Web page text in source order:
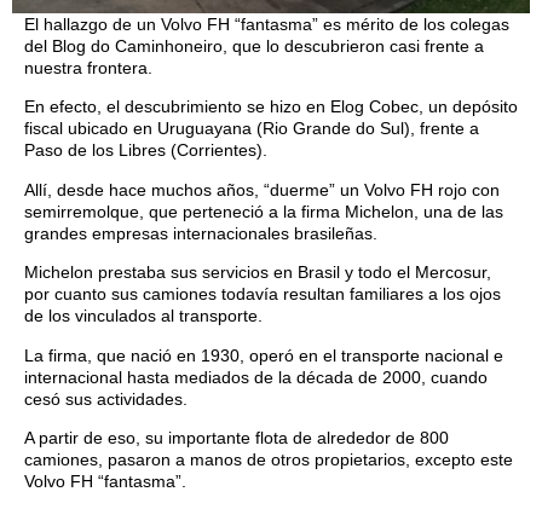
El hallazgo de un Volvo FH “fantasma” es mérito de los colegas
del Blog do Caminhoneiro, que lo descubrieron casi frente a
nuestra frontera.
En efecto, el descubrimiento se hizo en Elog Cobec, un depósito
fiscal ubicado en Uruguayana (Rio Grande do Sul), frente a
Paso de los Libres (Corrientes).
Allí, desde hace muchos años, “duerme” un Volvo FH rojo con
semirremolque, que perteneció a la firma Michelon, una de las
grandes empresas internacionales brasileñas.
Michelon prestaba sus servicios en Brasil y todo el Mercosur,
por cuanto sus camiones todavía resultan familiares a los ojos
de los vinculados al transporte.
La firma, que nació en 1930, operó en el transporte nacional e
internacional hasta mediados de la década de 2000, cuando
cesó sus actividades.
A partir de eso, su importante flota de alrededor de 800
camiones, pasaron a manos de otros propietarios, excepto este
Volvo FH “fantasma”.